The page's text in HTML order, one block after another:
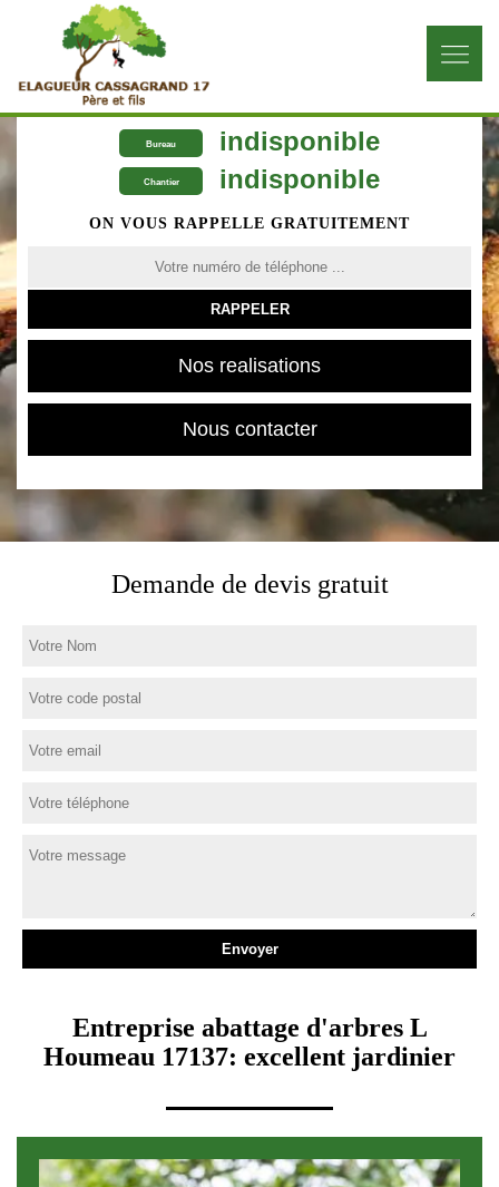
Bureau indisponible
Chantier indisponible
ON VOUS RAPPELLE GRATUITEMENT
Nos realisations
Nous contacter
Demande de devis gratuit
Entreprise abattage d'arbres L
Houmeau 17137: excellent jardinier